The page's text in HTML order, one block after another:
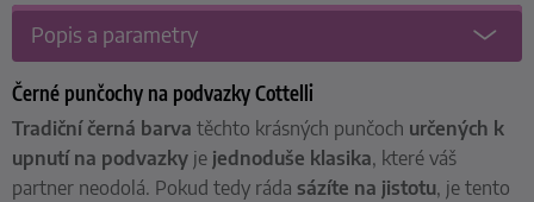
Popis a parametry
Černé punčochy na podvazky Cottelli
Tradiční černá barva těchto krásných punčoch určených k
upnutí na podvazky je jednoduše klasika, které váš
partner neodolá. Pokud tedy ráda sázíte na jistotu, je tento